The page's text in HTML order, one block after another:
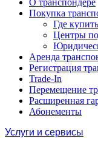
О транспондере
Покупка
Где
Центры
Аренда
Регистрация
Trade-In
Перемещение
Расширенная
Абонементы
Услуги и сервисы